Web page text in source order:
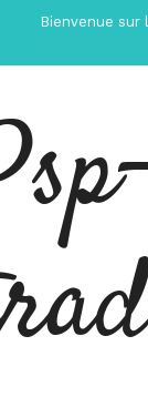
contenu
Bienvenue